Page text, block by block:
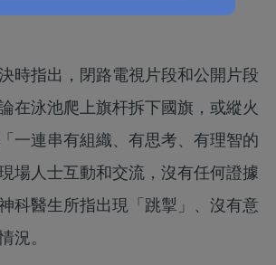
時指出，閉路電視片段和公開片段
在泳池爬上旗杆拆下國旗，或縱火
一連串有組織、有思考、有理智的
場人士互動和交流，沒有任何證據
科醫生所指出現「跳掣」、沒有意
況。